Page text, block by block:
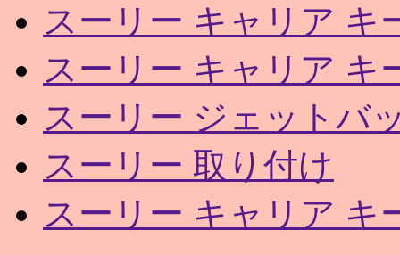
スーリー キャリア キ
スーリー キャリア キ
スーリー ジェットバ
スーリー 取り付け
スーリー キャリア キ